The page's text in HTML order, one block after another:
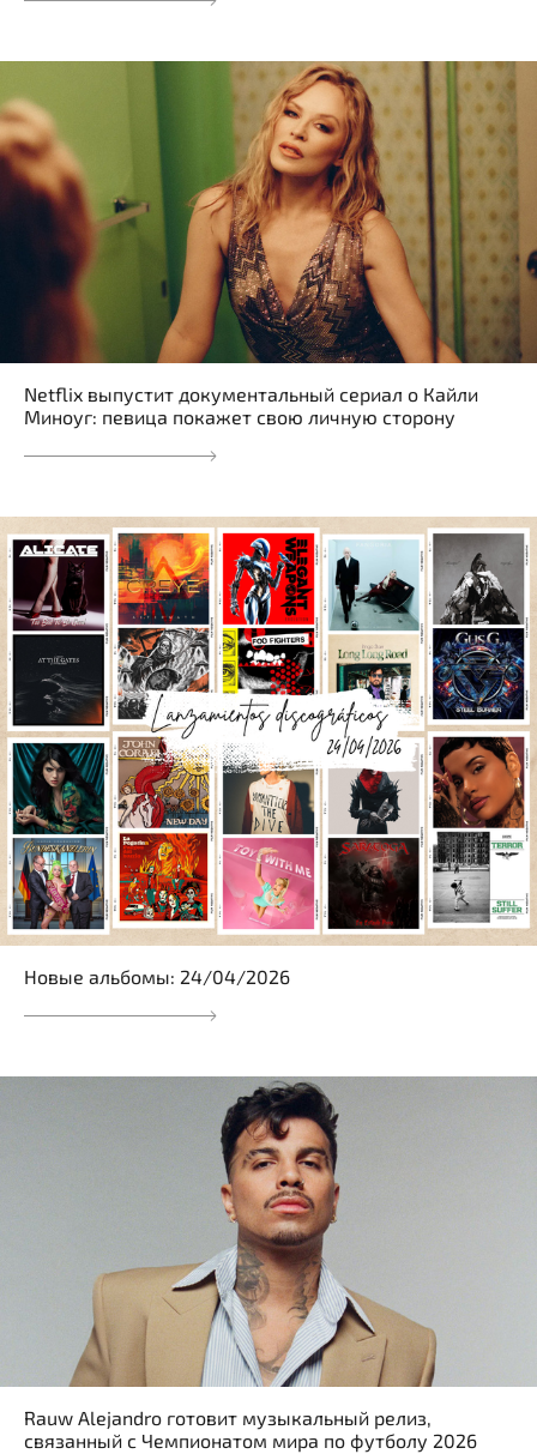
Netflix выпустит документальный сериал о Кайли
Миноуг: певица покажет свою личную сторону
Новые альбомы: 24/04/2026
Rauw Alejandro готовит музыкальный релиз,
связанный с Чемпионатом мира по футболу 2026